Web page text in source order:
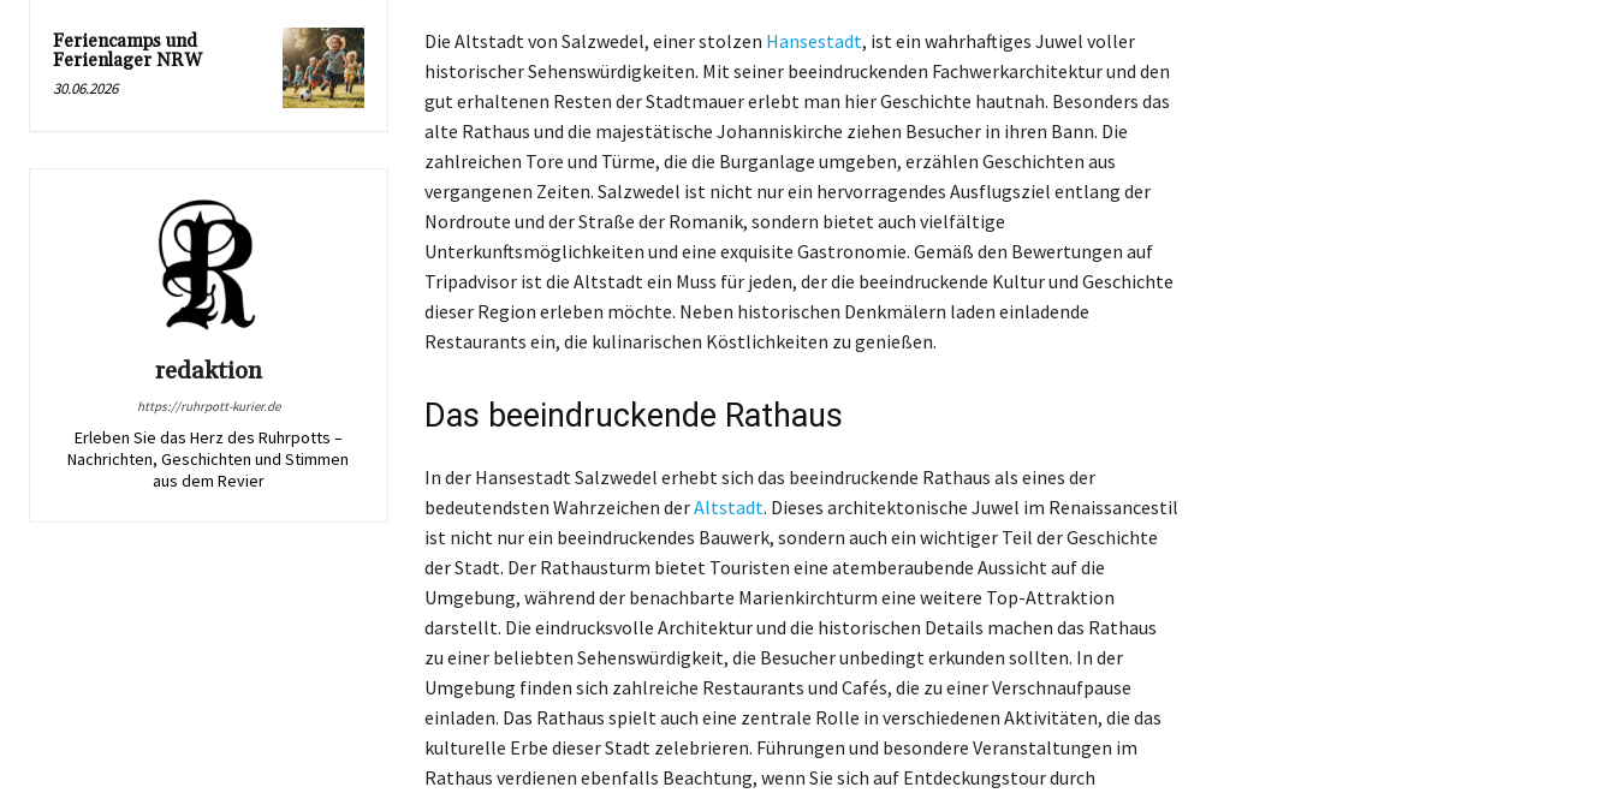
Feriencamps und
Ferienlager NRW
30.06.2026
redaktion
https://ruhrpott-kurier.de
Erleben Sie das Herz des Ruhrpotts –
Nachrichten, Geschichten und Stimmen
aus dem Revier
Die Altstadt von Salzwedel, einer stolzen Hansestadt, ist ein wahrhaftiges Juwel voller
historischer Sehenswürdigkeiten. Mit seiner beeindruckenden Fachwerkarchitektur und den
gut erhaltenen Resten der Stadtmauer erlebt man hier Geschichte hautnah. Besonders das
alte Rathaus und die majestätische Johanniskirche ziehen Besucher in ihren Bann. Die
zahlreichen Tore und Türme, die die Burganlage umgeben, erzählen Geschichten aus
vergangenen Zeiten. Salzwedel ist nicht nur ein hervorragendes Ausflugsziel entlang der
Nordroute und der Straße der Romanik, sondern bietet auch vielfältige
Unterkunftsmöglichkeiten und eine exquisite Gastronomie. Gemäß den Bewertungen auf
Tripadvisor ist die Altstadt ein Muss für jeden, der die beeindruckende Kultur und Geschichte
dieser Region erleben möchte. Neben historischen Denkmälern laden einladende
Restaurants ein, die kulinarischen Köstlichkeiten zu genießen.
Das beeindruckende Rathaus
In der Hansestadt Salzwedel erhebt sich das beeindruckende Rathaus als eines der
bedeutendsten Wahrzeichen derAltstadt. Dieses architektonische Juwel im Renaissancestil
ist nicht nur ein beeindruckendes Bauwerk, sondern auch ein wichtiger Teil der Geschichte
der Stadt. Der Rathausturm bietet Touristen eine atemberaubende Aussicht auf die
Umgebung, während der benachbarte Marienkirchturm eine weitere Top-Attraktion
darstellt. Die eindrucksvolle Architektur und die historischen Details machen das Rathaus
zu einer beliebten Sehenswürdigkeit, die Besucher unbedingt erkunden sollten. In der
Umgebung finden sich zahlreiche Restaurants und Cafés, die zu einer Verschnaufpause
einladen. Das Rathaus spielt auch eine zentrale Rolle in verschiedenen Aktivitäten, die das
kulturelle Erbe dieser Stadt zelebrieren. Führungen und besondere Veranstaltungen im
Rathaus verdienen ebenfalls Beachtung, wenn Sie sich auf Entdeckungstour durch